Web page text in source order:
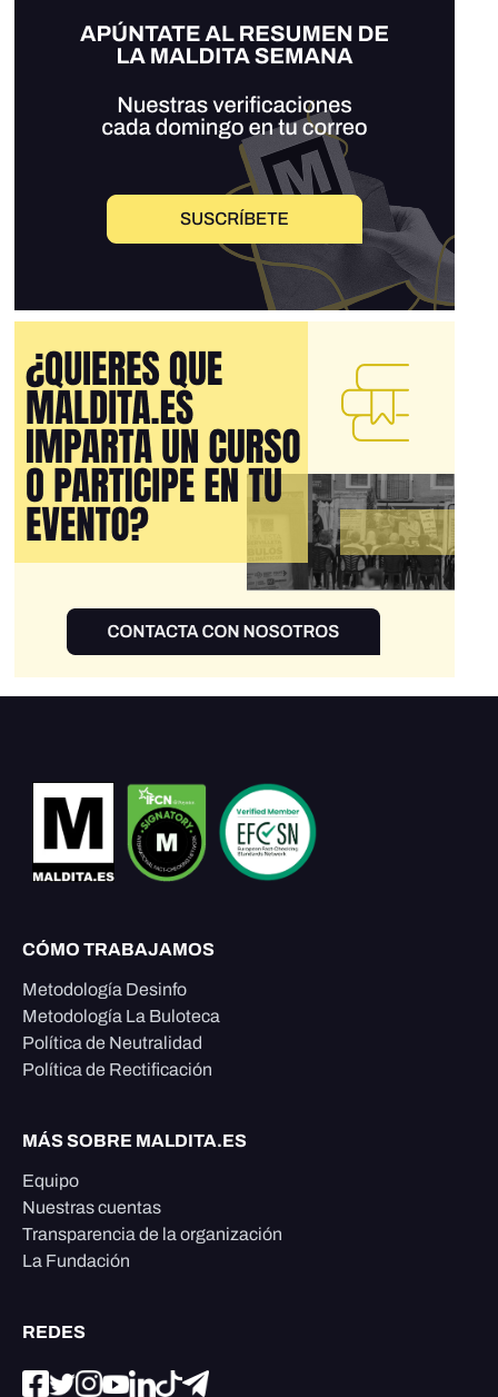
CÓMO TRABAJAMOS
Metodología Desinfo
Metodología La Buloteca
Política de Neutralidad
Política de Rectificación
MÁS SOBRE MALDITA.ES
Equipo
Nuestras cuentas
Transparencia de la organización
La Fundación
REDES